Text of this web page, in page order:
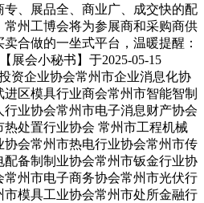
、展品全、商业广、成交快的配
州工博会将为参展商和采购商供
合做的一坐式平台，温暖提醒：
展会小秘书】于2025-05-15
资企业协会常州市企业消息化协
区模具行业商会常州市智能智制
业协会常州市电子消息财产协会
处置行业协会 常州市工程机械
会常州市热电行业协会常州市传
备制制业协会常州市钣金行业协
州市电子商务协会常州市光伏行
模具工业协会常州市处所金融行